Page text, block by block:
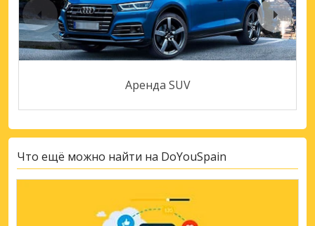
Аренда SUV
Что ещё можно найти на DoYouSpain